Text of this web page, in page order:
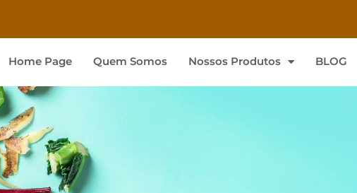
Home Page Quem Somos Nossos Produtos BLOG